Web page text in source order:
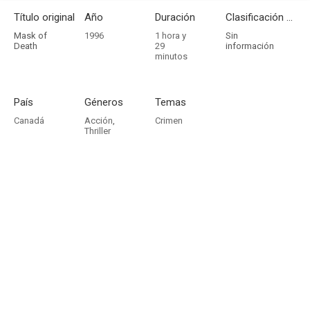
Título original
Mask of
Death
Año
1996
Duración
1 hora y
29
minutos
Clasificación por edades
Sin
información
País
Canadá
Géneros
Acción,
Thriller
Temas
Crimen